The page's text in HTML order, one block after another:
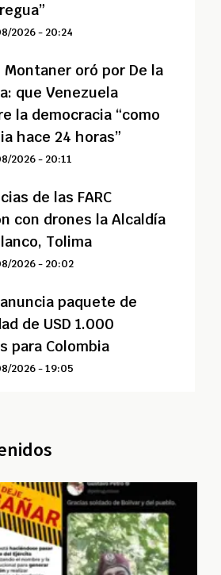
2026 - 20:24
Montaner oró por De la
que Venezuela
la democracia “como
hace 24 horas”
2026 - 20:11
de las FARC
con drones la Alcaldía
Tolima
2026 - 20:02
anuncia paquete de
de USD 1.000
para Colombia
2026 - 19:05